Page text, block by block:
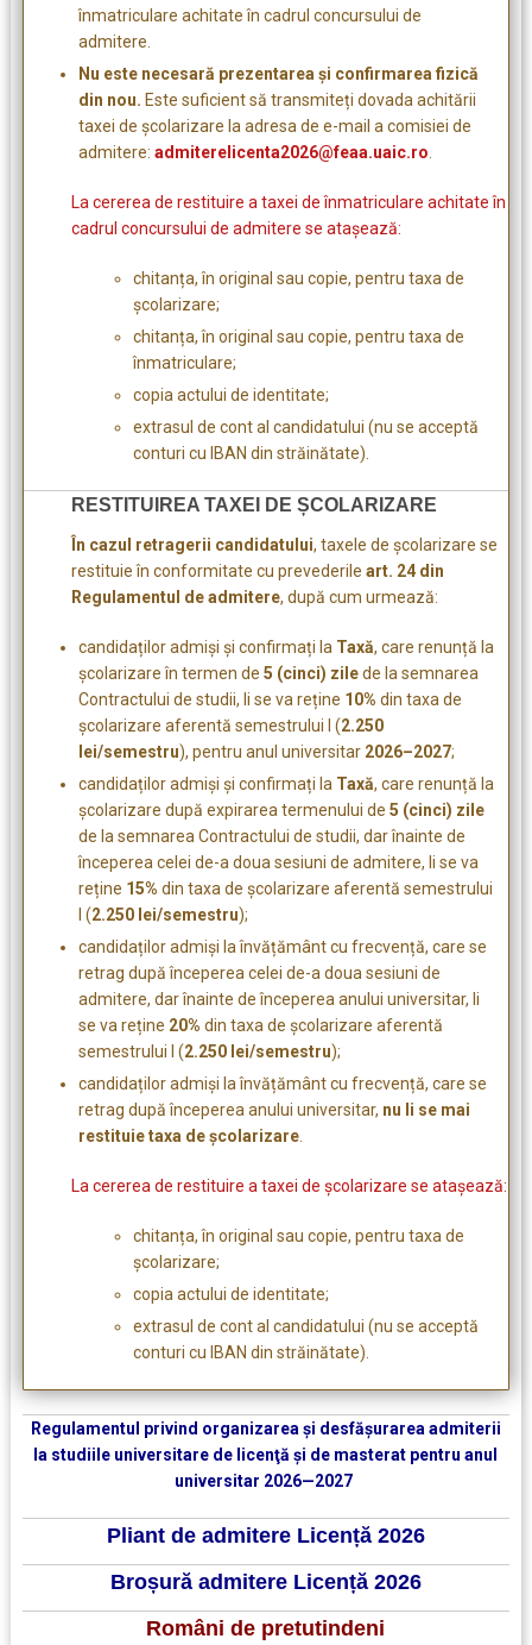
înmatriculare achitate în cadrul concursului de
admitere.
Nu este necesară prezentarea și confirmarea fizică
din nou. Este suficient să transmiteți dovada achitării
taxei de școlarizare la adresa de e-mail a comisiei de
admitere: admiterelicenta2026@feaa.uaic.ro
La cererea de restituire a taxei de înmatriculare achitate în
cadrul concursului de admitere se atașează:
chitanța, în original sau copie, pentru taxa de
școlarizare;
chitanța, în original sau copie, pentru taxa de
înmatriculare;
copia actului de identitate;
extrasul de cont al candidatului (nu se acceptă
conturi cu IBAN din străinătate).
RESTITUIREA TAXEI DE ȘCOLARIZARE
În cazul retragerii candidatului, taxele de școlarizare se
restituie în conformitate cu prevederile art. 24 din
Regulamentul de admitere, după cum urmează:
candidaților admiși și confirmați la Taxă, care renunță la
școlarizare în termen de 5 (cinci) zilede la semnarea
Contractului de studii, li se va reține 10% din taxa de
școlarizare aferentă semestrului I (2.250
lei/semestru), pentru anul universitar 2026–2027;
candidaților admiși și confirmați la Taxă, care renunță la
școlarizare după expirarea termenului de 5 (cinci) zile
de la semnarea Contractului de studii, dar înainte de
începerea celei de-a doua sesiuni de admitere, li se va
reține 15% din taxa de școlarizare aferentă semestrului
I (2.250 lei/semestru);
candidaților admiși la învățământ cu frecvență, care se
retrag după începerea celei de-a doua sesiuni de
admitere, dar înainte de începerea anului universitar, li
se va reține 20% din taxa de școlarizare aferentă
semestrului I (2.250 lei/semestru);
candidaților admiși la învățământ cu frecvență, care se
retrag după începerea anului universitar, nu li se mai
restituie taxa de școlarizare.
La cererea de restituire a taxei de şcolarizare se atașează:
chitanța, în original sau copie, pentru taxa de
școlarizare;
copia actului de identitate;
extrasul de cont al candidatului (nu se acceptă
conturi cu IBAN din străinătate).
Regulamentul privind organizarea şi desfăşurarea admiterii
la studiile universitare de licenţă şi de masterat pentru anul
universitar 2026—2027
Pliant de admitere Licență 2026
Broșură admitere Licență 2026
Români de pretutindeni